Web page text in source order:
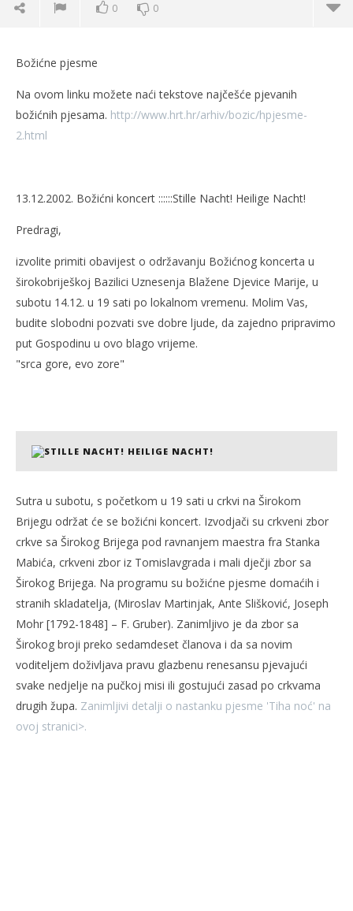
0 0
“srca gore, evo zore”
23.
ožujka
2008.
Božićne pjesme
Na ovom linku možete naći tekstove najčešće pjevanih
božićnih pjesama. http://www.hrt.hr/arhiv/bozic/hpjesme-
2.html
13.12.2002. Božićni koncert ::::::Stille Nacht! Heilige Nacht!
Predragi,
izvolite primiti obavijest o održavanju Božićnog koncerta u
širokobriješkoj Bazilici Uznesenja Blažene Djevice Marije, u
subotu 14.12. u 19 sati po lokalnom vremenu. Molim Vas,
budite slobodni pozvati sve dobre ljude, da zajedno pripravimo
put Gospodinu u ovo blago vrijeme.
"srca gore, evo zore"
Sutra u subotu, s početkom u 19 sati u crkvi na Širokom
Brijegu održat će se božićni koncert. Izvodjači su crkveni zbor
crkve sa Širokog Brijega pod ravnanjem maestra fra Stanka
Mabića, crkveni zbor iz Tomislavgrada i mali dječji zbor sa
Širokog Brijega. Na programu su božićne pjesme domaćih i
stranih skladatelja, (Miroslav Martinjak, Ante Slišković, Joseph
Mohr [1792-1848] – F. Gruber). Zanimljivo je da zbor sa
Širokog broji preko sedamdeset članova i da sa novim
voditeljem doživljava pravu glazbenu renesansu pjevajući
svake nedjelje na pučkoj misi ili gostujući zasad po crkvama
drugih župa. Zanimljivi detalji o nastanku pjesme 'Tiha noć' na
ovoj stranici>.